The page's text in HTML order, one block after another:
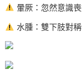
暈厥：忽然意識
水腫：雙下肢對